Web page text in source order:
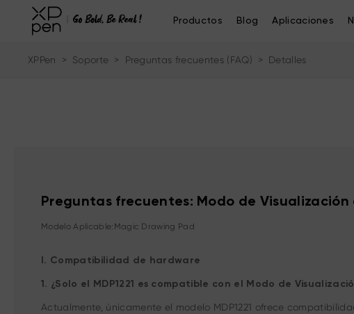
Productos Blog Aplicaciones
XPPen > Soporte > Preguntas frecuentes (FAQ) > Detalles
Preguntas frecuentes: Modo de Visualización
Modelo Aplicable:Magic Drawing Pad
I. Compatibilidad de hardware
1. ¿Solo el MDP1221 es compatible con el Modo de
Actualmente, únicamente el modelo MDP1221 ofrece